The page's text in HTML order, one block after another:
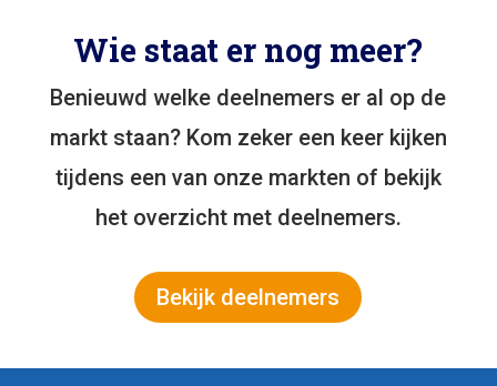
Wie staat er nog meer?
Benieuwd welke deelnemers er al op de
markt staan? Kom zeker een keer kijken
tijdens een van onze markten of bekijk
het overzicht met deelnemers.
Bekijk deelnemers